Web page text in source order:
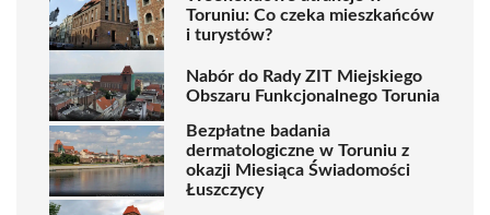
Toruniu: Co czeka mieszkańców
i turystów?
Nabór do Rady ZIT Miejskiego
Obszaru Funkcjonalnego Torunia
Bezpłatne badania
dermatologiczne w Toruniu z
okazji Miesiąca Świadomości
Łuszczycy